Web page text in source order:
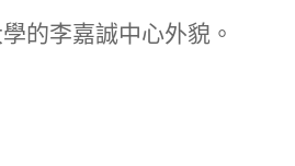
的李嘉誠中心外貌。